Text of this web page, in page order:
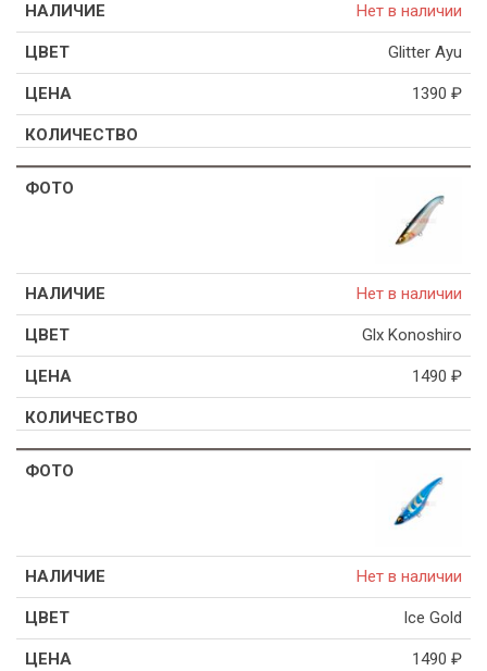
Нет в наличии
Glitter Ayu
1390 ₽
Нет в наличии
Glx Konoshiro
1490 ₽
Нет в наличии
Ice Gold
1490 ₽